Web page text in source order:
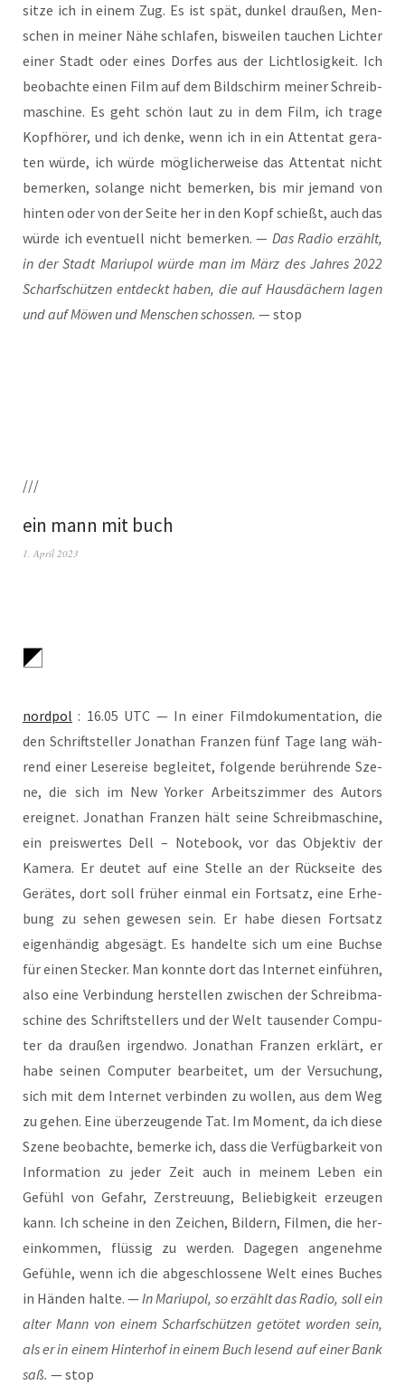
sit­ze ich in einem Zug. Es ist spät, dun­kel drau­ßen, Men­
schen in mei­ner Nähe schla­fen, bis­wei­len tau­chen Lich­ter
einer Stadt oder eines Dor­fes aus der Licht­lo­sig­keit. Ich
beob­ach­te einen Film auf dem Bild­schirm mei­ner Schreib­
ma­schi­ne. Es geht schön laut zu in dem Film, ich tra­ge
Kopf­hö­rer, und ich den­ke, wenn ich in ein Atten­tat gera­
ten wür­de, ich wür­de mög­li­cher­wei­se das Atten­tat nicht
bemer­ken, solan­ge nicht bemer­ken, bis mir jemand von
hin­ten oder von der Sei­te her in den Kopf schießt, auch das
wür­de ich even­tu­ell nicht bemer­ken. — Das Radio erzählt,
in der Stadt Mariu­pol wür­de man im März des Jah­res 2022
Scharf­schüt­zen ent­deckt haben, die auf Haus­dä­chern lagen
und auf Möwen und Men­schen schos­sen. — stop
///
ein mann mit buch
1. April 2023
nord­pol : 16.05 UTC — In einer Film­do­ku­men­ta­ti­on, die
den Schrift­stel­ler Jona­than Fran­zen fünf Tage lang wäh­
rend einer Lese­rei­se beglei­tet, fol­gen­de berüh­ren­de Sze­
ne, die sich im New Yor­ker Arbeits­zim­mer des Autors
ereig­net. Jona­than Fran­zen hält sei­ne Schreib­ma­schi­ne,
ein preis­wer­tes Dell – Note­book, vor das Objek­tiv der
Kame­ra. Er deu­tet auf eine Stel­le an der Rück­sei­te des
Gerä­tes, dort soll frü­her ein­mal ein Fort­satz, eine Erhe­
bung zu sehen gewe­sen sein. Er habe die­sen Fort­satz
eigen­hän­dig abge­sägt. Es han­del­te sich um eine Buch­se
für einen Ste­cker. Man konn­te dort das Inter­net ein­füh­ren,
also eine Ver­bin­dung her­stel­len zwi­schen der Schreib­ma­
schi­ne des Schrift­stel­lers und der Welt tau­sen­der Com­pu­
ter da drau­ßen irgend­wo. Jona­than Fran­zen erklärt, er
habe sei­nen Com­pu­ter bear­bei­tet, um der Ver­su­chung,
sich mit dem Inter­net ver­bin­den zu wol­len, aus dem Weg
zu gehen. Eine über­zeu­gen­de Tat. Im Moment, da ich die­se
Sze­ne beob­ach­te, bemer­ke ich, dass die Ver­füg­bar­keit von
Infor­ma­ti­on zu jeder Zeit auch in mei­nem Leben ein
Gefühl von Gefahr, Zer­streu­ung, Belie­big­keit erzeu­gen
kann. Ich schei­ne in den Zei­chen, Bil­dern, Fil­men, die her­
ein­kom­men, flüs­sig zu wer­den. Dage­gen ange­neh­me
Gefüh­le, wenn ich die abge­schlos­se­ne Welt eines Buches
in Hän­den hal­te. —In Mariu­pol, so erzählt das Radio, soll ein
alter Mann von einem Scharf­schüt­zen getö­tet wor­den sein,
als er in einem Hin­ter­hof in einem Buch lesend auf einer Bank
saß. — stop